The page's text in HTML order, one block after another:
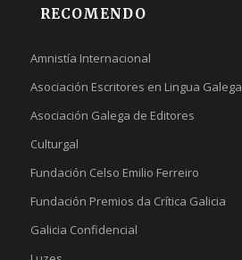
RECOMENDO
Amnistía Internacional
Asociación Escritores en Lingua Galega
Asociación Galega de Editores
Culturgal
Fundación Celso Emilio Ferreiro
Fundación Premios da Crítica Galicia
Galicia Confidencial